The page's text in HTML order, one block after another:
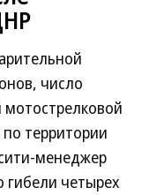
число
территории
менеджер
гибели четырех